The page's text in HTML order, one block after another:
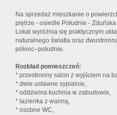
Na sprzedaż mieszkanie o
piętrze - osiedle Południe -
Lokal wyróżnia się praktycznym
naturalnego światła oraz
północ–południe.
Rozkład pomieszczeń:
* przestronny salon z wyjściem na
* dwie ustawne sypialnie,
* oddzielna kuchnia w zabudowie,
* łazienka z wanną,
* osobne WC,